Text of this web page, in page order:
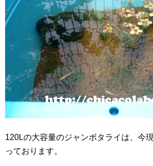
120Lの大容量のジャンボタライは、今
っております。